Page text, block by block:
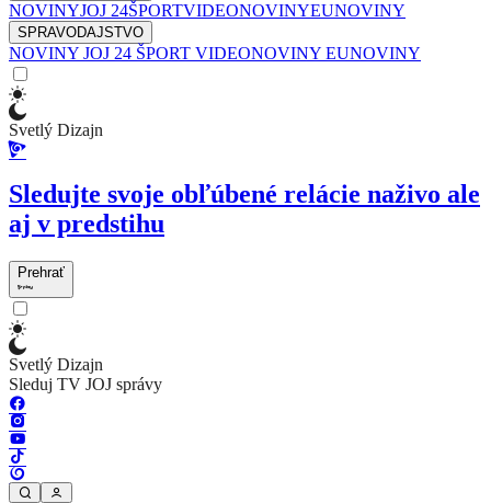
NOVINYJOJ 24ŠPORTVIDEONOVINYEUNOVINY
SPRAVODAJSTVO
NOVINY JOJ 24 ŠPORT VIDEONOVINY EUNOVINY
Svetlý Dizajn
Sledujte svoje obľúbené relácie naživo ale
aj v predstihu
Prehrať
Svetlý Dizajn
Sleduj TV JOJ správy